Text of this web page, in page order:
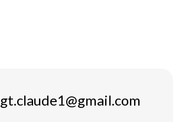
gt.claude1@gmail.com